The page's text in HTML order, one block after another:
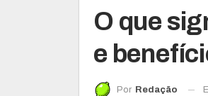
O que
e
Por Redação